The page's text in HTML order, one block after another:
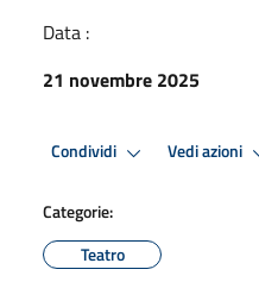
Data :
21 novembre 2025
Condividi Vedi azioni
Categorie:
Teatro